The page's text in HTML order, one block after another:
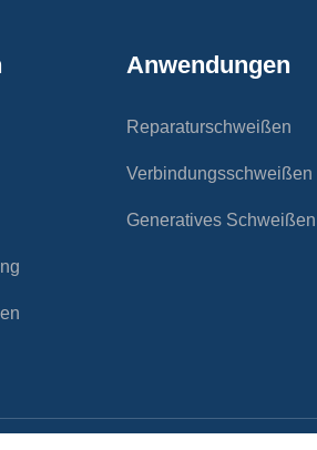
Anwendungen
Reparaturschweißen
Verbindungsschweißen
Generatives Schweißen